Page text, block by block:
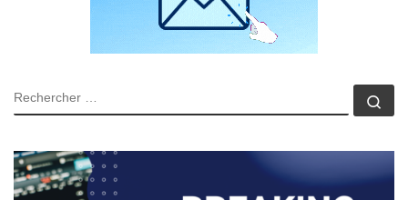
RECHERCHER